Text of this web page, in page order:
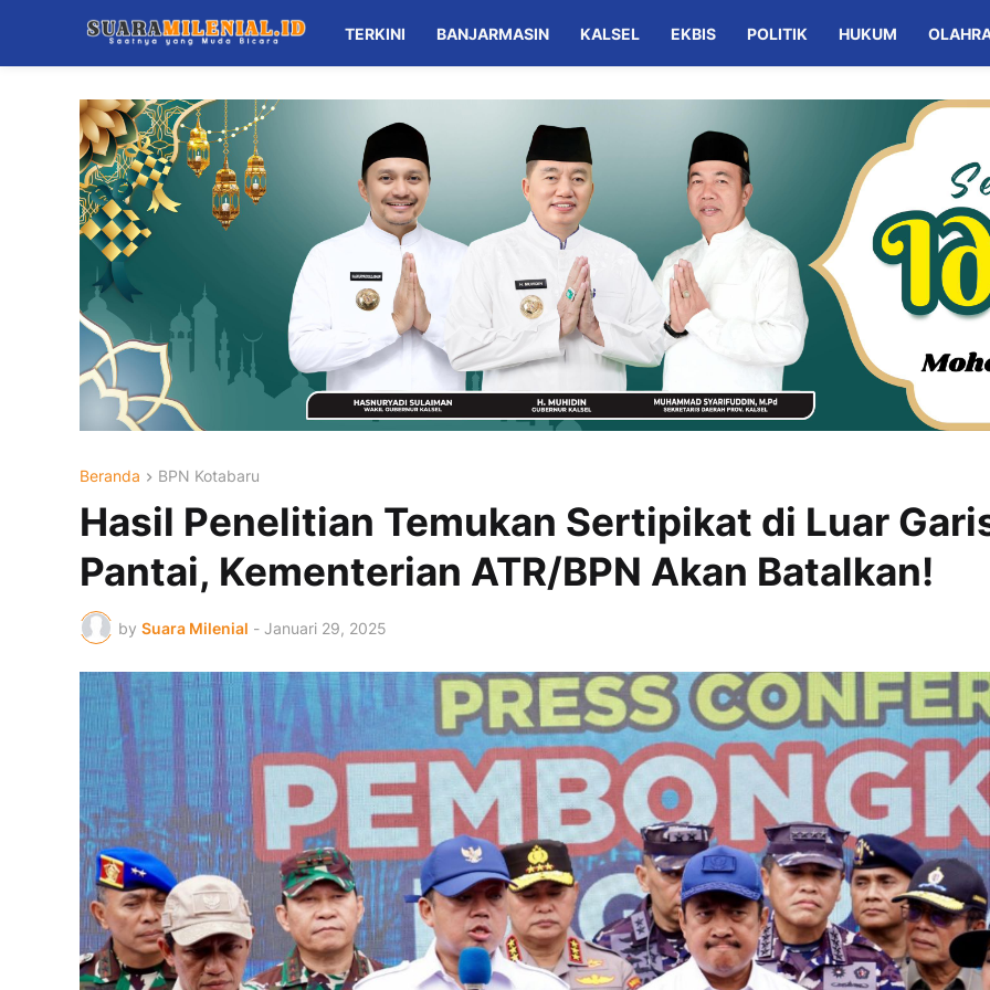
TERKINI BANJARMASIN KALSEL EKBIS POLITIK HUKUM
Beranda BPN Kotabaru
Hasil Penelitian Temukan Sertipikat di Luar
Pantai, Kementerian ATR/BPN Akan Batalkan!
by Suara Milenial - Januari 29, 2025